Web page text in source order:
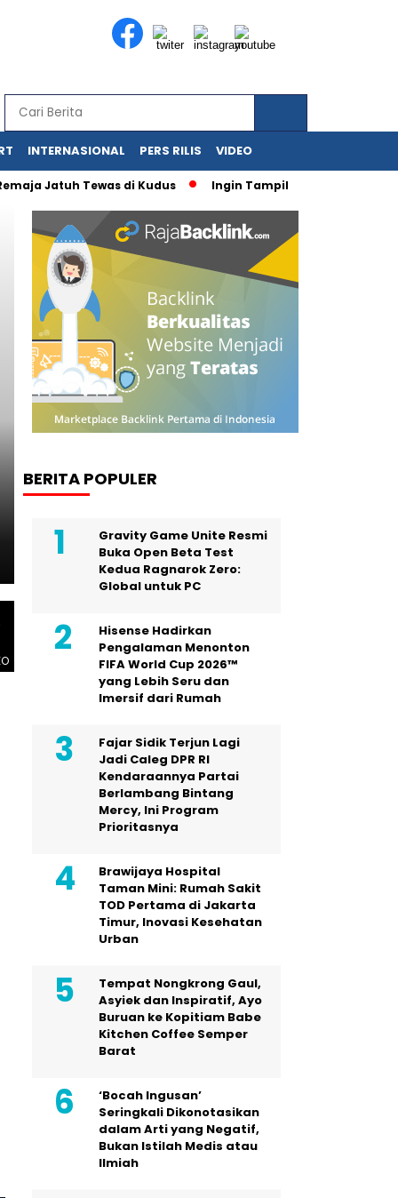
INTERNASIONAL PERS RILIS VIDEO
Tewas di Kudus Ingin Tampil di Media Ekonomi dan
Headline
Cision Raih MarTech
Distribusi Siaran Pers, dan
BERITA POPULER
Gravity Game Unite Resmi
Buka Open Beta Test
Kedua Ragnarok Zero:
Global untuk PC
Hisense Hadirkan
Pengalaman Menonton
FIFA World Cup 2026™
yang Lebih Seru dan
Imersif dari Rumah
Fajar Sidik Terjun Lagi
Jadi Caleg DPR RI
Kendaraannya Partai
Berlambang Bintang
Mercy, Ini Program
Prioritasnya
Brawijaya Hospital
Taman Mini: Rumah Sakit
TOD Pertama di Jakarta
Timur, Inovasi Kesehatan
Urban
Tempat Nongkrong Gaul,
Asyiek dan Inspiratif, Ayo
Buruan ke Kopitiam Babe
Kitchen Coffee Semper
Barat
‘Bocah Ingusan’
Seringkali Dikonotasikan
dalam Arti yang Negatif,
Bukan Istilah Medis atau
Ilmiah